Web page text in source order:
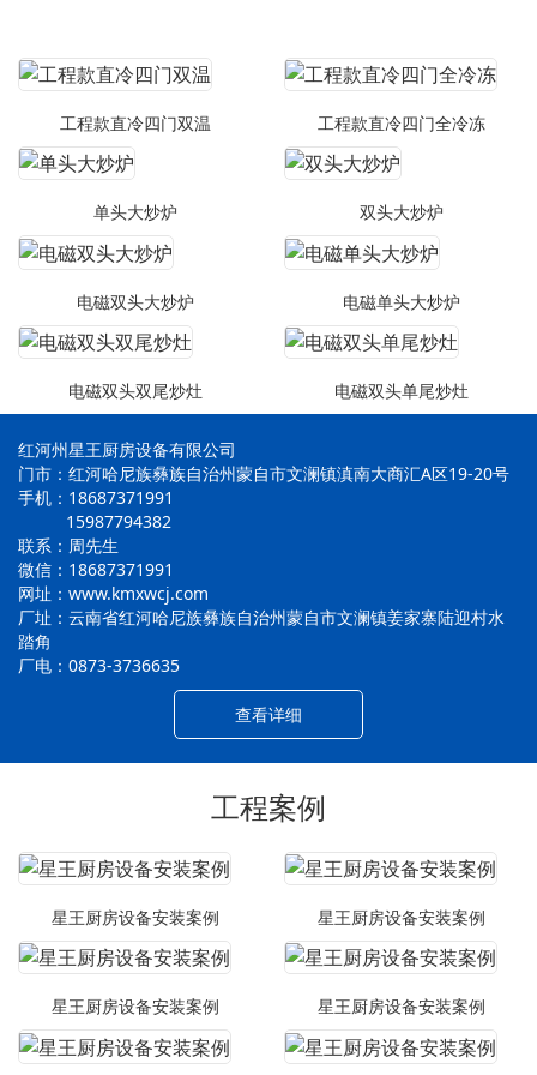
工程款直冷四门双温 工程款直冷四门全冷冻
单头大炒炉 双头大炒炉
电磁双头大炒炉 电磁单头大炒炉
电磁双头双尾炒灶 电磁双头单尾炒灶
红河州星王厨房设备有限公司
门市：红河哈尼族彝族自治州蒙自市文澜镇滇南大商汇A区19-20号
手机：18687371991
15987794382
联系：周先生
微信：18687371991
网址：www.kmxwcj.com
厂址：云南省红河哈尼族彝族自治州蒙自市文澜镇姜家寨陆迎村水
踏角
厂电：0873-3736635
查看详细
工程案例
星王厨房设备安装案例 星王厨房设备安装案例
星王厨房设备安装案例 星王厨房设备安装案例